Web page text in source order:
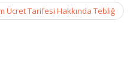
Ücret Tarifesi Hakkında Tebliğ